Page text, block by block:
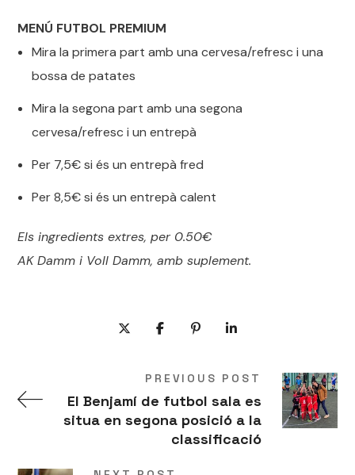
MENÚ FUTBOL PREMIUM
Mira la primera part amb una cervesa/refresc i una
bossa de patates
Mira la segona part amb una segona
cervesa/refresc i un entrepà
Per 7,5€ si és un entrepà fred
Per 8,5€ si és un entrepà calent
Els ingredients extres, per 0.50€
AK Damm i Voll Damm, amb suplement.
PREVIOUS POST
El Benjamí de futbol sala es
situa en segona posició a la
classificació